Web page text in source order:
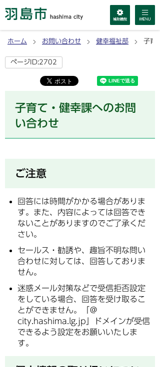
ホーム お問い合わせ 健幸福祉部 子育
ページID:2702
子育て・健幸課へのお問
い合わせ
ご注意
回答には時間がかかる場合がありま
す。また、内容によっては回答でき
ないことがありますのでご了承くだ
さい。
セールス・勧誘や、趣旨不明な問い
合わせに対しては、回答しておりま
せん。
迷惑メール対策などで受信拒否設定
をしている場合、回答を受け取るこ
とができません。「＠
city.hashima.lg.jp」ドメインが受信
できるよう設定をお願いいたしま
す。